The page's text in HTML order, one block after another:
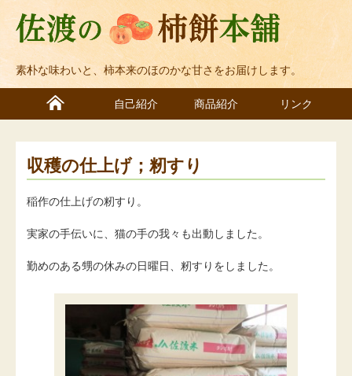
素朴な味わいと、柿本来のほのかな甘さをお届けします。
自己紹介 商品紹介 リンク
収穫の仕上げ；籾すり
稲作の仕上げの籾すり。
実家の手伝いに、猫の手の我々も出動しました。
勤めのある甥の休みの日曜日、籾すりをしました。